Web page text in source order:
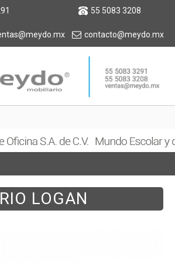
55 5083 3208
contacto@meydo.mx
LOGAN